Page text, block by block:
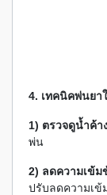
4. เทคนิคพ่นยา
1) ตรวจดูน้ำค้า
พ่น
2) ลดความเข้ม
ปรับลดความเข้